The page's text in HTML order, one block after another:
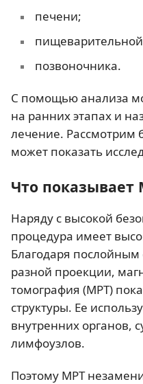
печени;
позвоночника.
С помощью анализа
на ранних этапах и
лечение. Рассмотрим
может показать
Что показывает
Наряду с высокой
процедура имеет
Благодаря
разной проекции,
томография (МРТ)
структуры. Ее
внутренних органов,
лимфоузлов.
Поэтому МРТ